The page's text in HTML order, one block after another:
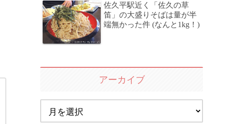
佐久平駅近く「佐久の草
笛」の大盛りそばは量が半
端無かった件 (なんと1kg！)
アーカイブ